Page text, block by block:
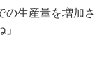
の生産量を増加さ